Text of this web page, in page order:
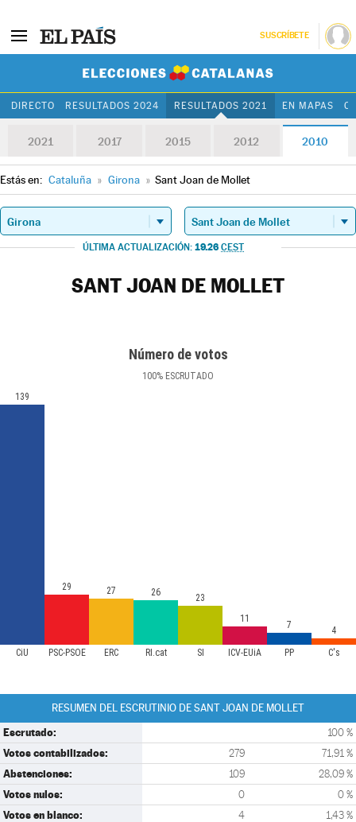
SUSCRÍBETE
DIRECTO RESULTADOS 2024 RESULTADOS 2021 EN MAPAS
2021 2017 2015 2012 2010
Estás en: Cataluña » Girona » Sant Joan de Mollet
ÚLTIMA ACTUALIZACIÓN: 19.26 CEST
SANT JOAN DE MOLLET
Número de votos
100% ESCRUTADO
CiU PSC-PSOE ERC RI.cat SI ICV-EUiA PP C's
139
29 27 26
23
11
7 4
RESUMEN DEL ESCRUTINIO DE SANT JOAN DE MOLLET
Escrutado: 100 %
Votos contabilizados: 279 71,91 %
Abstenciones: 109 28,09 %
Votos nulos: 0 0 %
Votos en blanco: 4 1,43 %